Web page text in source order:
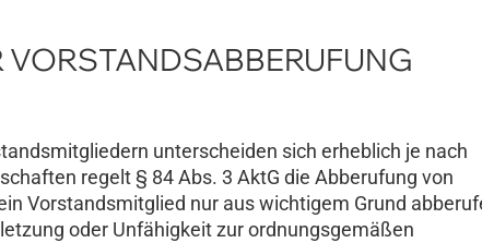
unterscheiden sich erheblich je nach
regelt § 84 Abs. 3 AktG die Abberufung von
Vorstandsmitglied nur aus wichtigem Grund
oder Unfähigkeit zur ordnungsgemäßen